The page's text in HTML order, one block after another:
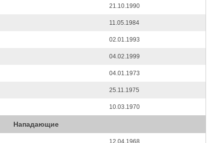
21.10.1990
11.05.1984
02.01.1993
04.02.1999
04.01.1973
25.11.1975
10.03.1970
Нападающие